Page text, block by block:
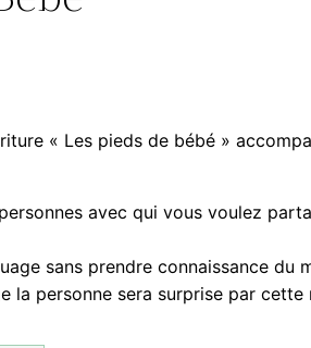
« Les pieds de bébé »
avec qui vous voulez
sans prendre connaissance du
la personne sera surprise par cette